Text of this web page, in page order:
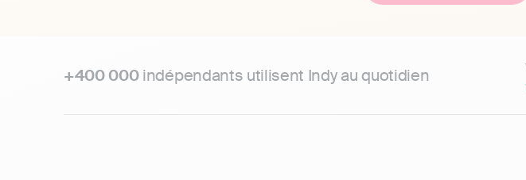
+400 000indépendants utilisent Indy au quotidien